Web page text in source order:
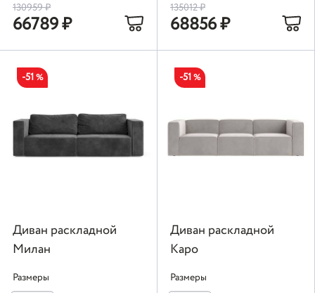
130959₽
66789₽
135012₽
68856₽
-51 %
Диван раскладной
Милан
Размеры
-51 %
Диван раскладной
Каро
Размеры